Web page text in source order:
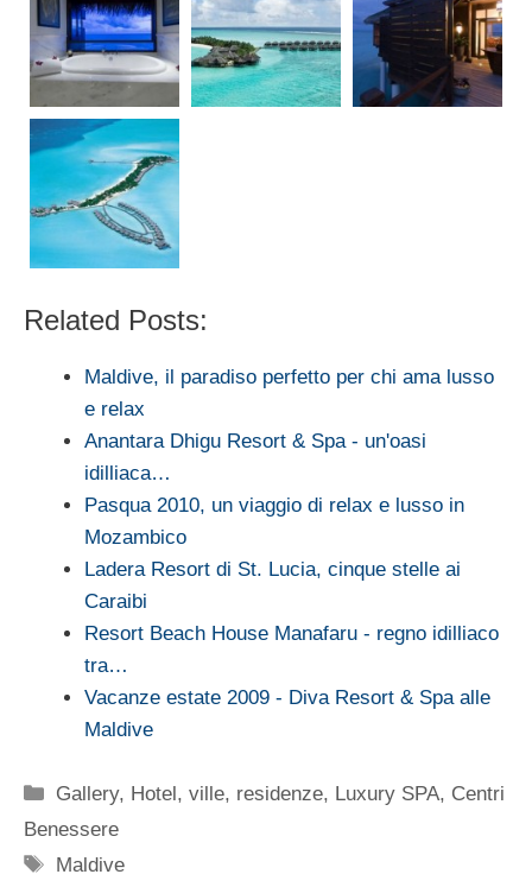
Related Posts:
Maldive, il paradiso perfetto per chi ama lusso
e relax
Anantara Dhigu Resort & Spa - un'oasi
idilliaca…
Pasqua 2010, un viaggio di relax e lusso in
Mozambico
Ladera Resort di St. Lucia, cinque stelle ai
Caraibi
Resort Beach House Manafaru - regno idilliaco
tra…
Vacanze estate 2009 - Diva Resort & Spa alle
Maldive
Categorie
Gallery, Hotel, ville, residenze, Luxury SPA, Centri
Benessere
Tag
Maldive